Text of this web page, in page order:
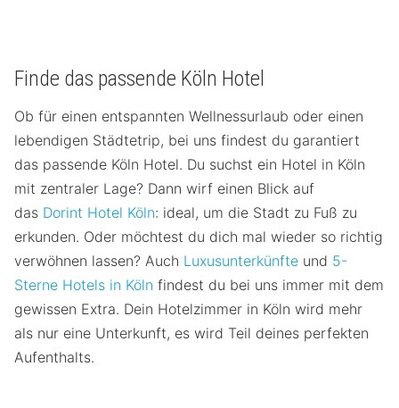
Finde das passende Köln Hotel
Ob für einen entspannten Wellnessurlaub oder einen
lebendigen Städtetrip, bei uns findest du garantiert
das passende Köln Hotel. Du suchst ein Hotel in Köln
mit zentraler Lage? Dann wirf einen Blick auf
das Dorint Hotel Köln: ideal, um die Stadt zu Fuß zu
erkunden. Oder möchtest du dich mal wieder so richtig
verwöhnen lassen? Auch Luxusunterkünfte und 5-
Sterne Hotels in Köln findest du bei uns immer mit dem
gewissen Extra. Dein Hotelzimmer in Köln wird mehr
als nur eine Unterkunft, es wird Teil deines perfekten
Aufenthalts.